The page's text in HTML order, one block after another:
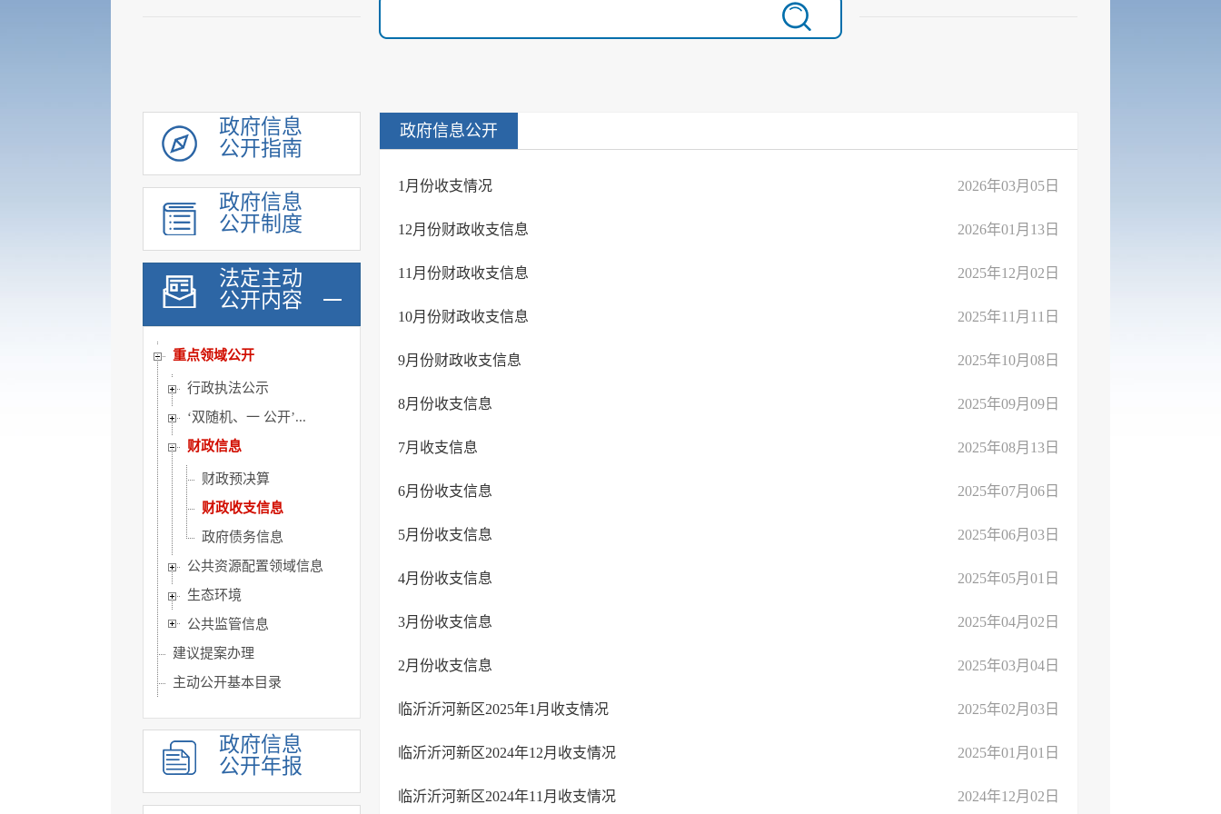
政府信息
公开指南
政府信息
公开制度
法定主动
公开内容
机构职能
公示公告
会议公开
统计信息
规划计划
行政权力运行公开
重点领域公开
行政执法公示
‘双随机、一 公开’...
财政信息
财政预决算
财政收支信息
政府债务信息
公共资源配置领域信息
生态环境
公共监管信息
建议提案办理
主动公开基本目录
政府信息
公开年报
政府信息公开
1月份收支情况 2026年03月05日
12月份财政收支信息 2026年01月13日
11月份财政收支信息 2025年12月02日
10月份财政收支信息 2025年11月11日
9月份财政收支信息 2025年10月08日
8月份收支信息 2025年09月09日
7月收支信息 2025年08月13日
6月份收支信息 2025年07月06日
5月份收支信息 2025年06月03日
4月份收支信息 2025年05月01日
3月份收支信息 2025年04月02日
2月份收支信息 2025年03月04日
临沂沂河新区2025年1月收支情况 2025年02月03日
临沂沂河新区2024年12月收支情况 2025年01月01日
临沂沂河新区2024年11月收支情况 2024年12月02日